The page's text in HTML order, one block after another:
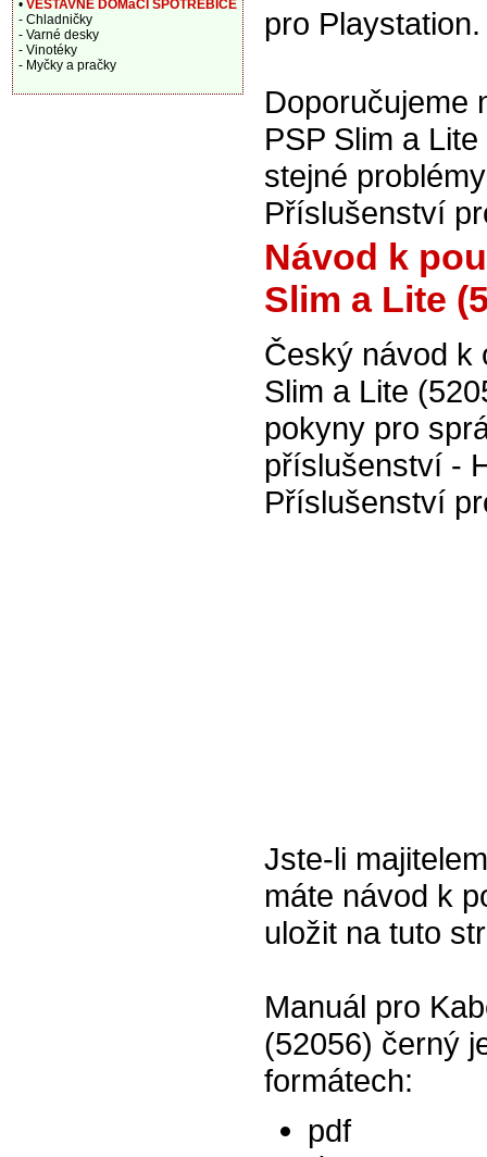
pro Playstation.
Doporučujeme
PSP Slim a
stejné
Příslušenství
Návod k
Slim a Lite
Český návod k
Slim a Lite
pokyny pro
příslušenství -
Příslušenství
Jste-li
máte návod k
uložit na tuto
Manuál pro
(52056) černý
formátech:
pdf
• VESTAVNÉ DOMàCÍ SPOTŘEBIČE
- Chladničky
- Varné desky
- Vinotéky
- Myčky a pračky